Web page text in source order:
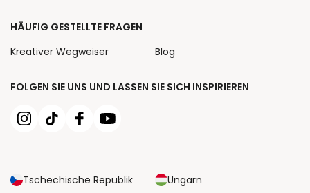
FOLGEN SIE UNS UND LASSEN SIE SICH INSPIRIEREN
Tschechische Republik
Ungarn
HÄUFIG GESTELLTE FRAGEN
Kreativer Wegweiser
Blog